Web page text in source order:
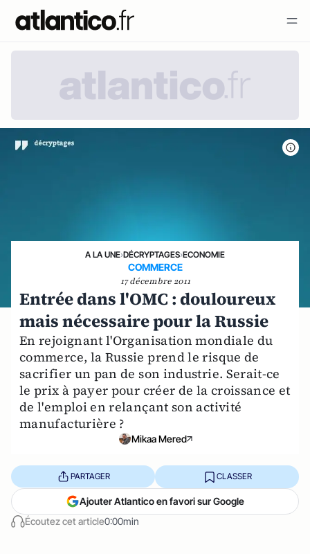
A LA UNE›DÉCRYPTAGES›ECONOMIE
COMMERCE
17 décembre 2011
Entrée dans l'OMC : douloureux
mais nécessaire pour la Russie
En rejoignant l'Organisation mondiale du
commerce, la Russie prend le risque de
sacrifier un pan de son industrie. Serait-ce
le prix à payer pour créer de la croissance et
de l'emploi en relançant son activité
manufacturière ?
Mikaa Mered
Écoutez cet article0:00min
PARTAGER CLASSER
Ajouter Atlantico en favori sur Google